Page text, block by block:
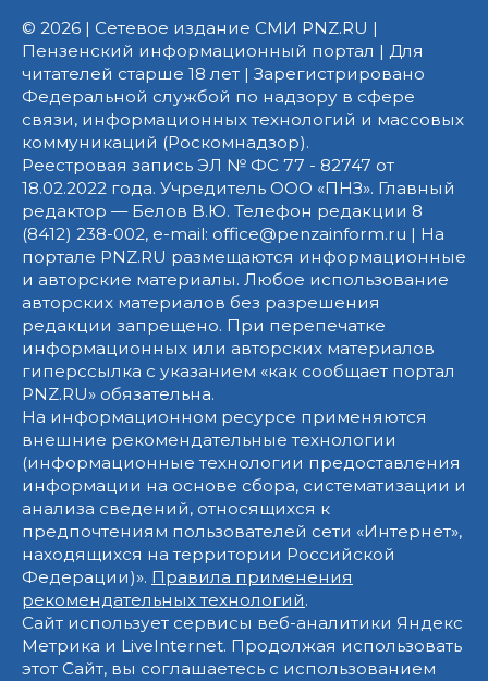
© 2026 | Сетевое издание СМИ PNZ.RU |
Пензенский информационный портал | Для
читателей старше 18 лет | Зарегистрировано
Федеральной службой по надзору в сфере
связи, информационных технологий и массовых
коммуникаций (Роскомнадзор).
Реестровая запись ЭЛ № ФС 77 - 82747 от
18.02.2022 года. Учредитель ООО «ПНЗ». Главный
редактор — Белов В.Ю. Телефон редакции 8
(8412) 238-002, e-mail: office@penzainform.ru | На
портале PNZ.RU размещаются информационные
и авторские материалы. Любое использование
авторских материалов без разрешения
редакции запрещено. При перепечатке
информационных или авторских материалов
гиперссылка с указанием «как сообщает портал
PNZ.RU» обязательна.
На информационном ресурсе применяются
внешние рекомендательные технологии
(информационные технологии предоставления
информации на основе сбора, систематизации и
анализа сведений, относящихся к
предпочтениям пользователей сети «Интернет»,
находящихся на территории Российской
Федерации)». Правила применения
рекомендательных технологий.
Сайт использует сервисы веб-аналитики Яндекс
Метрика и LiveInternet. Продолжая использовать
этот Сайт, вы соглашаетесь с использованием